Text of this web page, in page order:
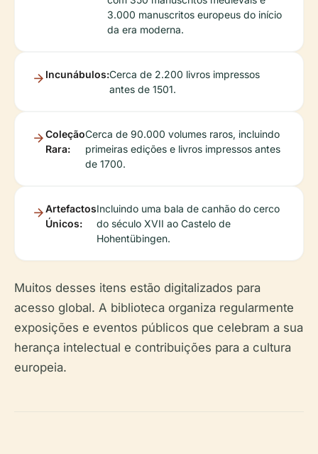
3.000 manuscritos europeus do início
da era moderna.
Incunábulos:Cerca de 2.200 livros impressos
antes de 1501.
Coleção
Rara:
Cerca de 90.000 volumes raros, incluindo
primeiras edições e livros impressos antes
de 1700.
Artefactos
Únicos:
Incluindo uma bala de canhão do cerco
do século XVII ao Castelo de
Hohentübingen.
Muitos desses itens estão digitalizados para
acesso global. A biblioteca organiza regularmente
exposições e eventos públicos que celebram a sua
herança intelectual e contribuições para a cultura
europeia.